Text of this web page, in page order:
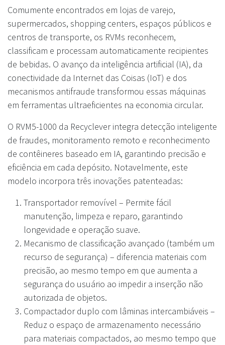
Comumente encontrados em lojas de varejo,
supermercados, shopping centers, espaços públicos e
centros de transporte, os RVMs reconhecem,
classificam e processam automaticamente recipientes
de bebidas. O avanço da inteligência artificial (IA), da
conectividade da Internet das Coisas (IoT) e dos
mecanismos antifraude transformou essas máquinas
em ferramentas ultraeficientes na economia circular.
O RVM5-1000 da Recyclever integra detecção inteligente
de fraudes, monitoramento remoto e reconhecimento
de contêineres baseado em IA, garantindo precisão e
eficiência em cada depósito. Notavelmente, este
modelo incorpora três inovações patenteadas:
Transportador removível – Permite fácil
manutenção, limpeza e reparo, garantindo
longevidade e operação suave.
Mecanismo de classificação avançado (também um
recurso de segurança) – diferencia materiais com
precisão, ao mesmo tempo em que aumenta a
segurança do usuário ao impedir a inserção não
autorizada de objetos.
Compactador duplo com lâminas intercambiáveis –
Reduz o espaço de armazenamento necessário
para materiais compactados, ao mesmo tempo que